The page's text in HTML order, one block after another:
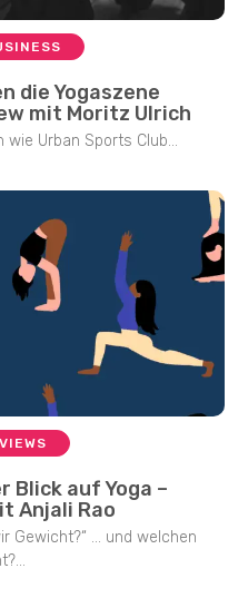
die Yogaszene
mit Moritz Ulrich
wie Urban Sports Club...
Blick auf Yoga –
Anjali Rao
Gewicht?“ … und welchen